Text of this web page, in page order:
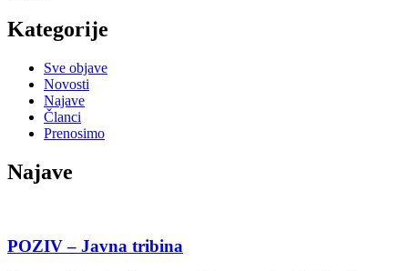
Kategorije
Sve objave
Novosti
Najave
Članci
Prenosimo
Najave
POZIV – Javna tribina